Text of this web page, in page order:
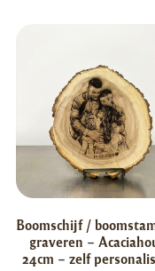
Boomschijf /
graveren –
24cm – zelf